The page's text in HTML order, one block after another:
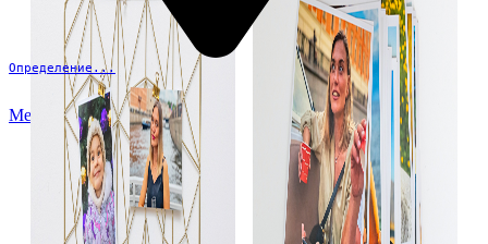
Определение...
Меню